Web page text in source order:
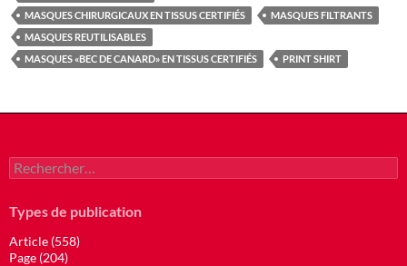
MASQUES CHIRURGICAUX EN TISSUS CERTIFIÉS
MASQUES FILTRANTS
MASQUES REUTILISABLES
MASQUES «BEC DE CANARD» EN TISSUS CERTIFIÉS
PRINT SHIRT
Rechercher :
Types de publication
Article (558)
Page (204)